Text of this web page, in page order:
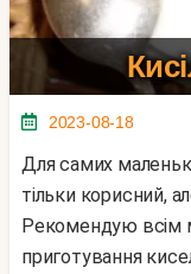
2023-08-18
Для самих маленьких діток цей смачний кисіль буде не
тільки корисний,
Рекомендую всім
приготування